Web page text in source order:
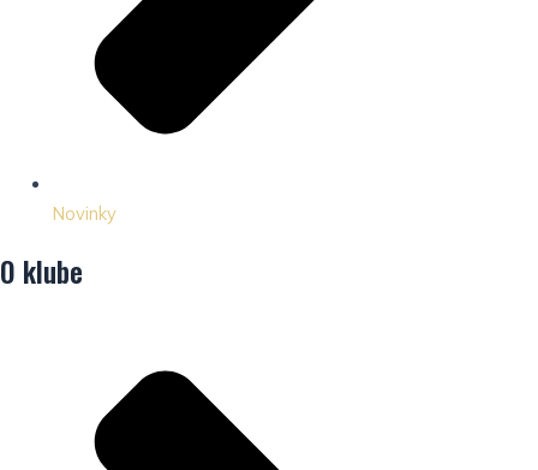
Novinky
O klube